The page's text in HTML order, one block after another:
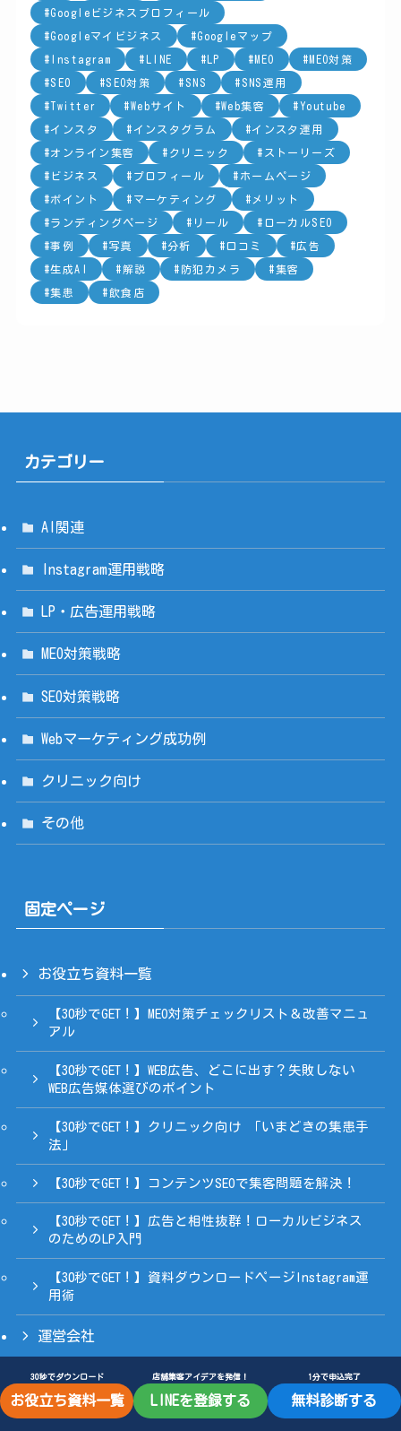
30秒でダウンロード
お役立ち資料一覧
店舗集客アイデアを発信！
LINEを登録する
1分で申込完了
無料診断する
Googleビジネスプロフィール
Googleマイビジネス Googleマップ
Instagram LINE LP MEO MEO対策
SEO SEO対策 SNS SNS運用
Twitter Webサイト Web集客 Youtube
インスタ インスタグラム インスタ運用
オンライン集客 クリニック ストーリーズ
ビジネス プロフィール ホームページ
ポイント マーケティング メリット
ランディングページ リール ローカルSEO
事例 写真 分析 口コミ 広告
生成AI 解説 防犯カメラ 集客
集患 飲食店
カテゴリー
AI関連
Instagram運用戦略
LP・広告運用戦略
MEO対策戦略
SEO対策戦略
Webマーケティング成功例
クリニック向け
その他
固定ページ
お役立ち資料一覧
【30秒でGET！】MEO対策チェックリスト＆改善マニュ
アル
【30秒でGET！】WEB広告、どこに出す？失敗しない
WEB広告媒体選びのポイント
【30秒でGET！】クリニック向け 「いまどきの集患手
法」
【30秒でGET！】コンテンツSEOで集客問題を解決！
【30秒でGET！】広告と相性抜群！ローカルビジネス
のためのLP入門
【30秒でGET！】資料ダウンロードページInstagram運
用術
運営会社
© ©2025 Yamanishiya Inc.